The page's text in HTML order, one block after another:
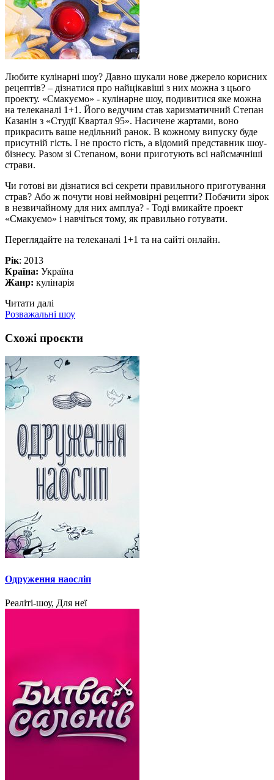
Любите кулінарні шоу? Давно шукали нове джерело корисних
рецептів? – дізнатися про найцікавіші з них можна з цього
проекту. «Смакуємо» - кулінарне шоу, подивитися яке можна
на телеканалі 1+1. Його ведучим став харизматичний Степан
Казанін з «Студії Квартал 95». Насичене жартами, воно
прикрасить ваше недільний ранок. В кожному випуску буде
присутній гість. І не просто гість, а відомий представник шоу-
бізнесу. Разом зі Степаном, вони приготують всі найсмачніші
страви.
Чи готові ви дізнатися всі секрети правильного приготування
страв? Або ж почути нові неймовірні рецепти? Побачити зірок
в незвичайному для них амплуа? - Тоді вмикайте проект
«Смакуємо» і навчіться тому, як правильно готувати.
Переглядайте на телеканалі 1+1 та на сайті онлайн.
Рік: 2013
Країна: Україна
Жанр: кулінарія
Читати далі
Розважальні шоу
Схожі проєкти
Одруження наосліп
Реаліті-шоу, Для неї